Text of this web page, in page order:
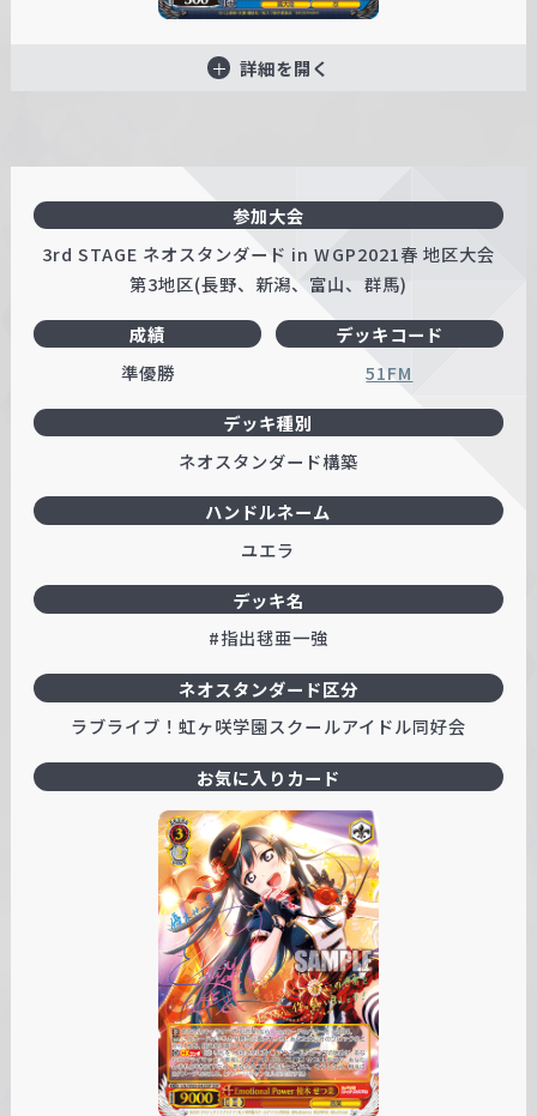
詳細を開く
参加大会
3rd STAGE ネオスタンダード in WGP2021春 地区大会
第3地区(長野、新潟、富山、群馬)
成績
準優勝
ハンドルネーム
ユエラ
デッキコード
51FM
デッキ名
#指出毬亜一強
デッキ種別
ネオスタンダード構築
ネオスタンダード区分
ラブライブ！虹ヶ咲学園スクールアイドル同好会
お気に入りカード